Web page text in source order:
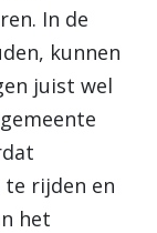
In de
kunnen
juist wel
te rijden en
het